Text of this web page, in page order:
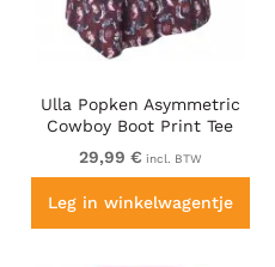
Ulla Popken Asymmetric
Cowboy Boot Print Tee
Dark Ruby
29,99 € incl. BTW
Leg in winkelwagentje